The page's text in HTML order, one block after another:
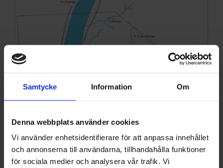
Samtycke Information Om
Denna webbplats använder cookies
Vi använder enhetsidentifierare för att anpassa innehållet
och annonserna till användarna, tillhandahålla funktioner
för sociala medier och analysera vår trafik. Vi